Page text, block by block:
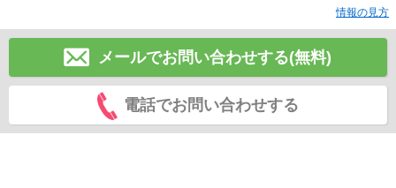
情報の見方
メールでお問い合わせする(無料)
電話でお問い合わせする